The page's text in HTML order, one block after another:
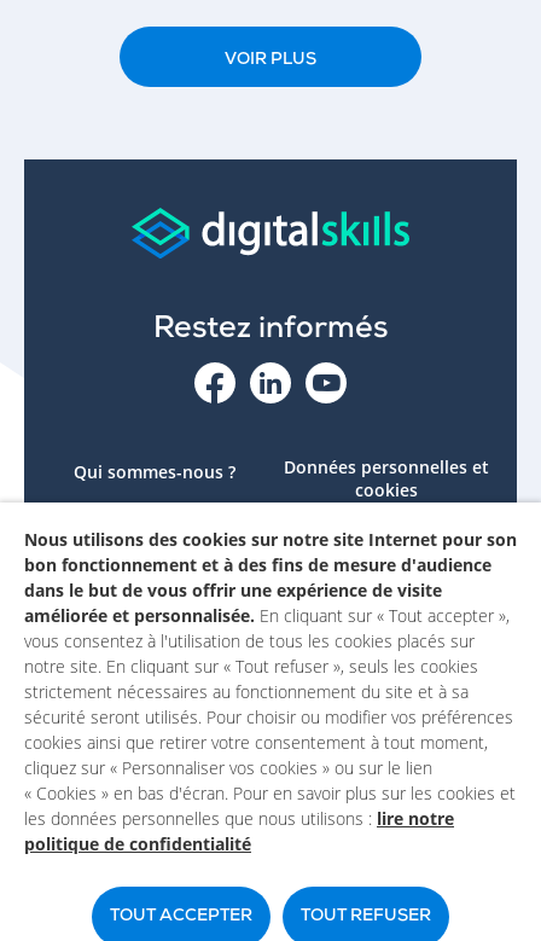
VOIR PLUS
Restez informés
Qui sommes-nous ?
Le projet
Contactez-nous
Mon compte
Données personnelles et
cookies
Accessibilité : non
conforme
Mentions légales
Un site du
Nous utilisons des cookies sur notre site Internet pour son
bon fonctionnement et à des fins de mesure d'audience
dans le but de vous offrir une expérience de visite
améliorée et personnalisée. En cliquant sur « Tout accepter »,
vous consentez à l'utilisation de tous les cookies placés sur
notre site. En cliquant sur « Tout refuser », seuls les cookies
strictement nécessaires au fonctionnement du site et à sa
sécurité seront utilisés. Pour choisir ou modifier vos préférences
cookies ainsi que retirer votre consentement à tout moment,
cliquez sur « Personnaliser vos cookies » ou sur le lien
« Cookies » en bas d'écran. Pour en savoir plus sur les cookies et
les données personnelles que nous utilisons : lire notre
politique de confidentialité
TOUT ACCEPTER TOUT REFUSER